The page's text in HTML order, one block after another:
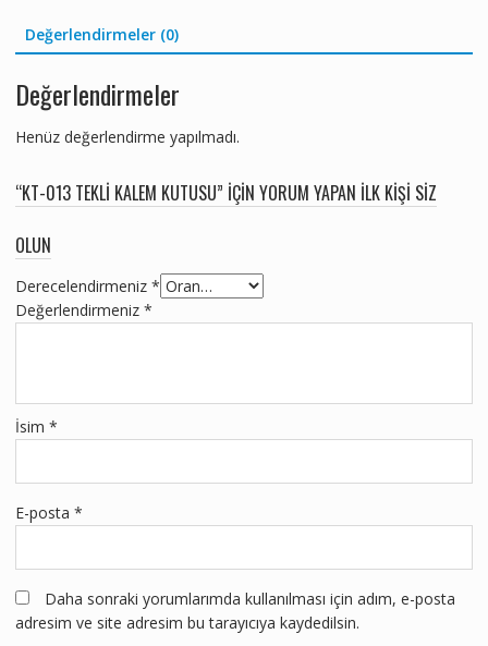
Değerlendirmeler (0)
Değerlendirmeler
Henüz değerlendirme yapılmadı.
“KT-013 TEKLI KALEM KUTUSU” IÇIN YORUM YAPAN ILK KIŞI SIZ
OLUN
Derecelendirmeniz *
Değerlendirmeniz *
İsim *
E-posta *
Daha sonraki yorumlarımda kullanılması için adım, e-posta
adresim ve site adresim bu tarayıcıya kaydedilsin.